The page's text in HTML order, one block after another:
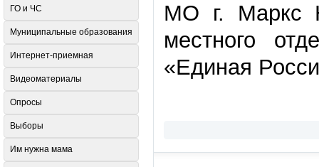
МО г. Маркс
местного
«Единая
ГО и ЧС
Муниципальные образования
Интернет-приемная
Видеоматериалы
Опросы
Выборы
Им нужна мама